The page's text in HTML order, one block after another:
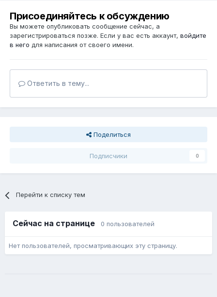
Присоединяйтесь к обсуждению
Вы можете опубликовать сообщение сейчас, а
зарегистрироваться позже. Если у вас есть аккаунт, войдите
в него для написания от своего имени.
Ответить в тему...
Поделиться
Подписчики 0
Перейти к списку тем
Сейчас на странице 0 пользователей
Нет пользователей, просматривающих эту страницу.